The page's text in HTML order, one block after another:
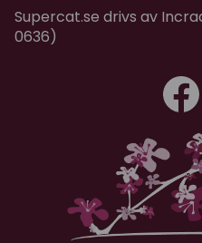
Supercat.se drivs av
0636)